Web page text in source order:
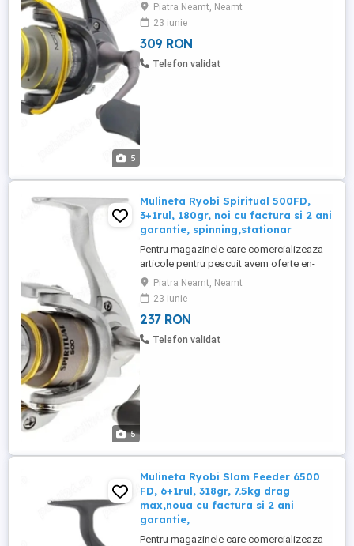
5
detalii) Produsul este NOU in cutie, fisa
tehnica, schema ! Pretul este pentru o
singura mulineta (mai multe bucati
disponibile) Pretul este fix! Fara schimburi
Piatra Neamt, Neamt
23 iunie
309 RON
Telefon validat
5
Mulineta Ryobi Spiritual 500FD,
3+1rul, 180gr, noi cu factura si 2 ani
garantie, spinning,stationar
Pentru magazinele care comercializeaza
articole pentru pescuit avem oferte en-
gross (contactati-ne pentru mai multe
detalii) Produsul este NOU in cutie, fisa
tehnica, schema ! Pretul este pentru o
singura mulineta (mai multe bucati
disponibile) Pretul este fix! Fara schimburi
Piatra Neamt, Neamt
23 iunie
237 RON
Telefon validat
Mulineta Ryobi Slam Feeder 6500
FD, 6+1rul, 318gr, 7.5kg drag
max,noua cu factura si 2 ani
garantie,
Pentru magazinele care comercializeaza